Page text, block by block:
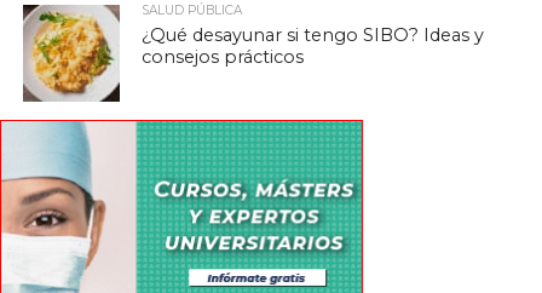
SALUD PÚBLICA
¿Qué desayunar si tengo SIBO? Ideas y
consejos prácticos